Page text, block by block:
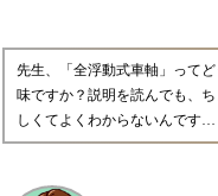
先生、「全浮動式車軸」って
味ですか？説明を読んでも、
しくてよくわからないんです…